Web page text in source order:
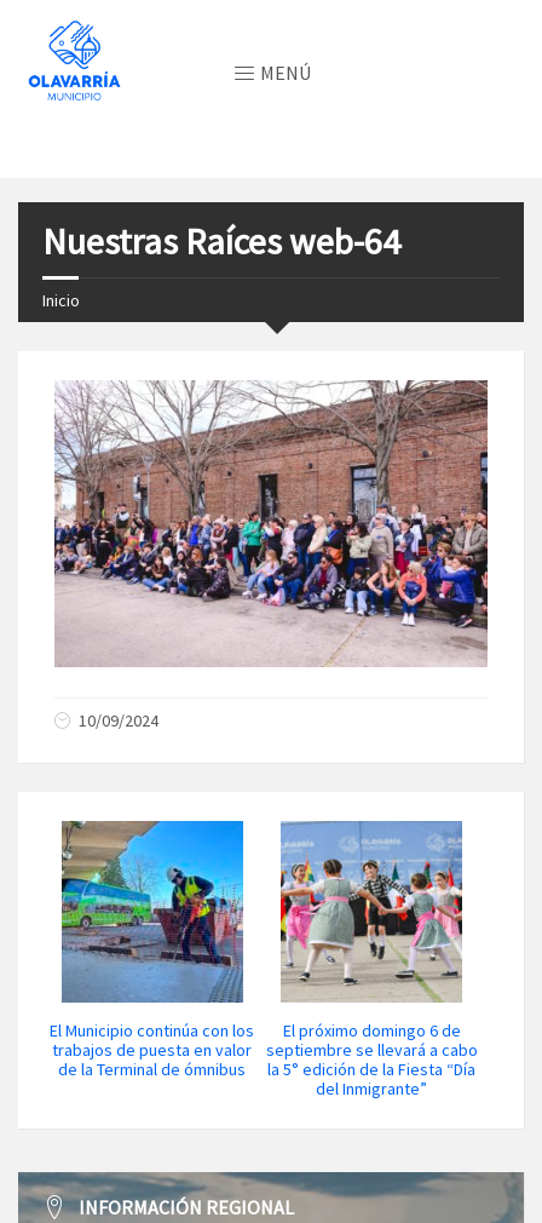
MENÚ
Nuestras Raíces web-64
Inicio
10/09/2024
El Municipio continúa con los
trabajos de puesta en valor
de la Terminal de ómnibus
El próximo domingo 6 de
septiembre se llevará a cabo
la 5° edición de la Fiesta “Día
del Inmigrante”
INFORMACIÓN REGIONAL